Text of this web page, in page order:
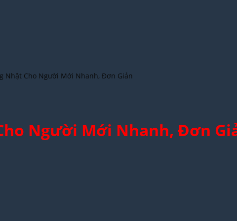
Nhật Cho Người Mới Nhanh, Đơn Giản
Người Mới Nhanh, Đơn